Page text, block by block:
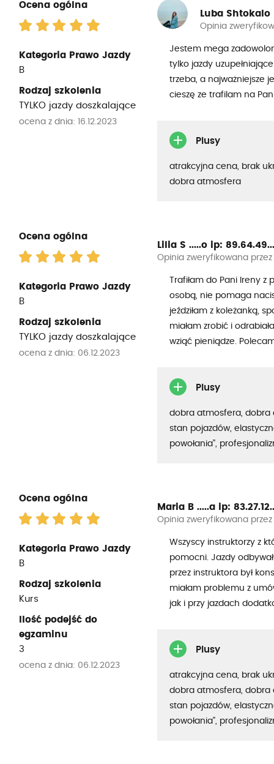
Ocena ogólna
Kategoria Prawo Jazdy
B
Rodzaj szkolenia
TYLKO jazdy doszkalające
ocena z dnia: 16.12.2023
Luba Shtokalo
Opinia
Jestem mega
tylko jazdy
trzeba, a najważniejsze
cieszę ze trafilam na
Plusy
atrakcyjna cena, brak
dobra atmosfera
Ocena ogólna
Kategoria Prawo Jazdy
B
Rodzaj szkolenia
TYLKO jazdy doszkalające
ocena z dnia: 06.12.2023
Lilia S .....o ip:
Opinia zweryfikowana
Trafiłam do Pani Ireny
osobą, nie pomaga
jeździłam z koleżanką,
miałam zrobić i
wziąć pieniądze.
Plusy
dobra atmosfera, dobra
stan pojazdów,
powołania”,
Ocena ogólna
Kategoria Prawo Jazdy
B
Rodzaj szkolenia
Kurs
Ilość podejść do
egzaminu
3
ocena z dnia: 06.12.2023
Maria B .....a ip:
Opinia zweryfikowana
Wszyscy instruktorzy z
pomocni. Jazdy
przez instruktora był
miałam problemu z
jak i przy jazdach
Plusy
atrakcyjna cena, brak
dobra atmosfera, dobra
stan pojazdów,
powołania”,